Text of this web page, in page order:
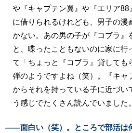
や『キャプテン翼』や『エリア88
に借りられるけれども、男子の漫
かない。あの男の子が『コブラ』
と、喋ったこともないのに家に行
て「ちょっと『コブラ』貸しても
弾のようですよね（笑）。『キャ
からそれを持っている子に近づい
う感じでたくさん読んでいました。
――面白い（笑）。ところで部活は